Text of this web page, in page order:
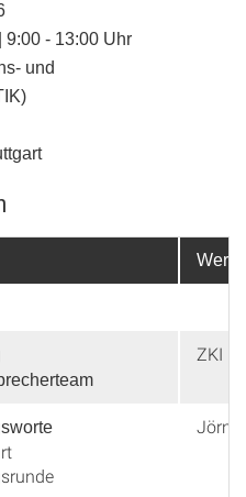
9:00 - 13:00 Uhr
und
Wer
ZKI
Jörn